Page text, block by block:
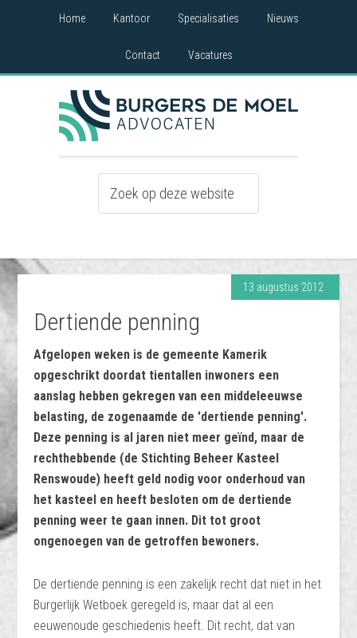
Home Kantoor Specialisaties Nieuws
Contact Vacatures
13 augustus 2012
Dertiende penning
Afgelopen weken is de gemeente Kamerik
opgeschrikt doordat tientallen inwoners een
aanslag hebben gekregen van een middeleeuwse
belasting, de zogenaamde de 'dertiende penning'.
Deze penning is al jaren niet meer geïnd, maar de
rechthebbende (de Stichting Beheer Kasteel
Renswoude) heeft geld nodig voor onderhoud van
het kasteel en heeft besloten om de dertiende
penning weer te gaan innen. Dit tot groot
ongenoegen van de getroffen bewoners.
De dertiende penning is een zakelijk recht dat niet in het
Burgerlijk Wetboek geregeld is, maar dat al een
eeuwenoude geschiedenis heeft. Dit recht, dat van